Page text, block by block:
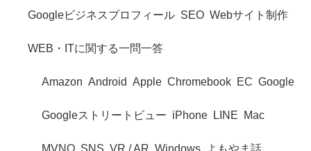
Googleビジネスプロフィール SEO Webサイト制作
WEB・ITに関する一問一答
Amazon Android Apple Chromebook EC Google
Googleストリートビュー iPhone LINE Mac